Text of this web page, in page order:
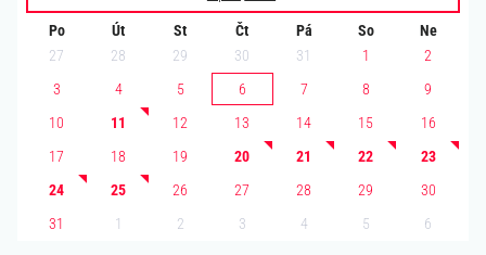
Po Út St Čt Pá So
Ne
27
28 29 30 31 1
2
3
4 5 6 7 8
9
10
11 12 13 14 15
16
17
18 19 20 21 22
23
24
25 26 27 28 29
30
31
1 2 3 4 5 6